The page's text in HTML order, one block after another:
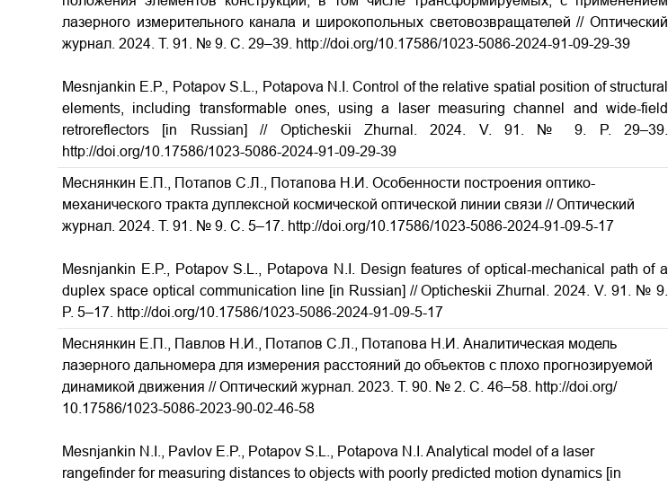
лазерного измерительного канала и широкопольных световозвращателей // Оптический
журнал. 2024. Т. 91. № 9. С . 29–39. http://doi.org/10.17586/1023-5086-2024-91-09-29-39
Mesnjankin E.P., Potapov S.L., Potapova N.I. Control of the relative spatial position of structural
elements, including transformable ones, using a laser measuring channel and wide-field
retroreflectors [in Russian] // Opticheskii Zhurnal. 2024. V. 91. № 9. P. 29–39.
http://doi.org/10.17586/1023-5086-2024-91-09-29-39
Меснянкин Е.П., Потапов С.Л., Потапова Н.И. Особенности построения оптико-
механического тракта дуплексной космической оптической линии связи // Оптический
журнал. 2024. Т. 91. № 9. С. 5–17. http://doi.org/10.17586/1023-5086-2024-91-09-5-17
Mesnjankin E.P., Potapov S.L., Potapova N.I. Design features of optical-mechanical path of a
duplex space optical communication line [in Russian] // Opticheskii Zhurnal. 2024. V. 91. № 9.
P. 5–17. http://doi.org/10.17586/1023-5086-2024-91-09-5-17
Меснянкин Е.П., Павлов Н.И., Потапов С.Л., Потапова Н.И. Аналитическая модель
лазерного дальномера для измерения расстояний до объектов с плохо прогнозируемой
динамикой движения // Оптический журнал. 2023. Т. 90. № 2. С. 46–58. http://doi.org/
10.17586/1023-5086-2023-90-02-46-58
Mesnjankin N.I., Pavlov E.P., Potapov S.L., Potapova N.I. Analytical model of a laser
rangefinder for measuring distances to objects with poorly predicted motion dynamics [in